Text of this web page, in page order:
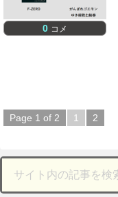
0 コメ
Page 1 of 2 1 2